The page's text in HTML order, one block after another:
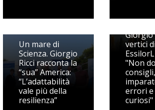
Un mare di
Scienza. Giorgio
Ricci racconta la
“sua” America:
“L’adattabilità
vale più della
resilienza”
Giorgio
vertici di
"Non do
errori
curiosi"